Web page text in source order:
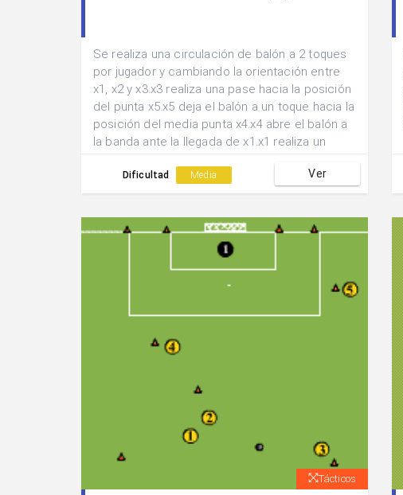
Se realiza una circulación de balón a 2 toques
por jugador y cambiando la orientación entre
x1, x2 y x3.x3 realiza una pase hacia la posición
del punta x5.x5 deja el balón a un toque hacia la
posición del media punta x4.x4 abre el balón a
la banda ante la llegada de x1.x1 realiza un
Dificultad Media Ver
Tácticos